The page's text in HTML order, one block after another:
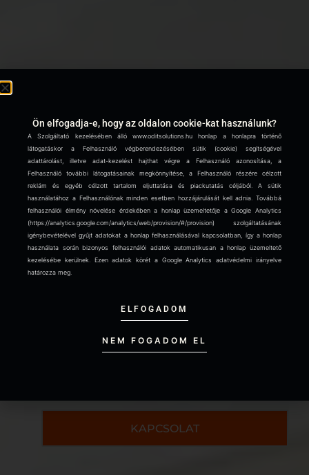
KAPCSOLAT
Ön elfogadja-e, hogy az oldalon cookie-kat használunk?
A Szolgáltató kezelésében álló www.oditsolutions.hu honlap a honlapra történő
látogatáskor a Felhasználó végberendezésében sütik (cookie) segítségével
adattárolást, illetve adat-kezelést hajthat végre a Felhasználó azonosítása, a
Felhasználó további látogatásainak megkönnyítése, a Felhasználó részére célzott
reklám és egyéb célzott tartalom eljuttatása és piackutatás céljából. A sütik
használatához a Felhasználónak minden esetben hozzájárulását kell adnia. Továbbá
felhasználói élmény növelése érdekében a honlap üzemeltetője a Google Analytics
(https://analytics.google.com/analytics/web/provision/#/provision) szolgáltatásának
igénybevételével gyűjt adatokat a honlap felhasználásával kapcsolatban, így a honlap
használata során bizonyos felhasználói adatok automatikusan a honlap üzemeltető
kezelésébe kerülnek. Ezen adatok körét a Google Analytics adatvédelmi irányelve
határozza meg.
ELFOGADOM
NEM FOGADOM EL